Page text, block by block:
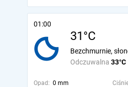
01:00
31°C
Odczuwalna 33°C
Bezchmurnie,
Opad: 0 mm